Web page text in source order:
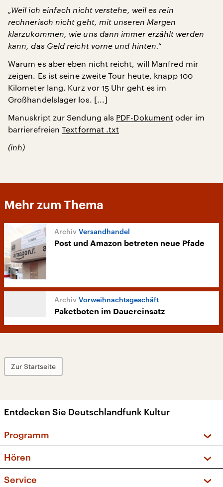
„Weil ich einfach nicht verstehe, weil es rein
rechnerisch nicht geht, mit unseren Margen
klarzukommen, wie uns dann immer erzählt werden
kann, das Geld reicht vorne und hinten.“
Warum es aber eben nicht reicht, will Manfred mir
zeigen. Es ist seine zweite Tour heute, knapp 100
Kilometer lang. Kurz vor 15 Uhr geht es im
Großhandelslager los. [...]
Manuskript zur Sendung als PDF-Dokument oder im
barrierefreienTextformat .txt
(inh)
Mehr zum Thema
Versandhandel
Post und Amazon betreten neue Pfade
Vorweihnachtsgeschäft
Paketboten im Dauereinsatz
Zur Startseite
Entdecken Sie Deutschlandfunk Kultur
Programm
Sendungen und Podcasts
Hören
Service